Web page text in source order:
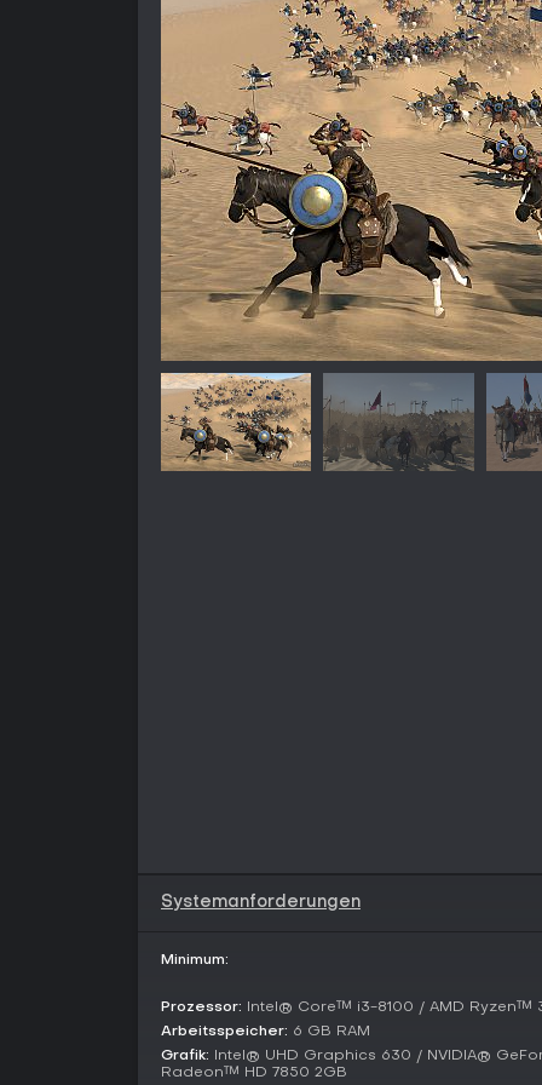
Systemanforderungen
Minimum:
Prozessor: Intel® Core™ i3-8100 / AMD Ryzen™
Arbeitsspeicher: 6 GB RAM
Grafik: Intel® UHD Graphics 630 / NVIDIA®
Radeon™ HD 7850 2GB